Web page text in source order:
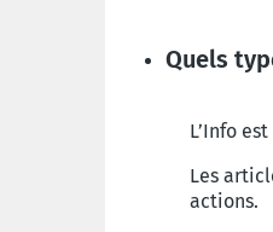
Quels
L’Info
Les
actions.